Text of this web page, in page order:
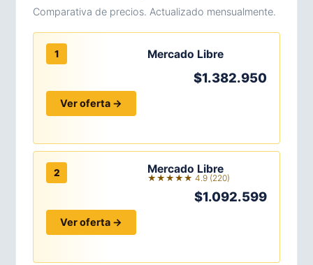
Comparativa de precios. Actualizado mensualmente.
1 Mercado Libre
$1.382.950
Ver oferta →
2 Mercado Libre
★★★★★ 4.9 (220)
$1.092.599
Ver oferta →